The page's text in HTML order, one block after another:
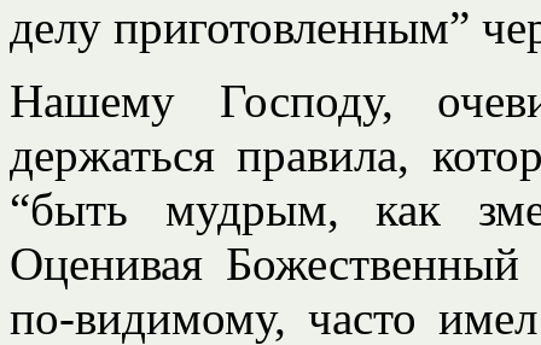
делу приготовленным”
Нашему Господу,
держаться правила,
“быть мудрым, как
Оценивая
по-видимому, часто имел